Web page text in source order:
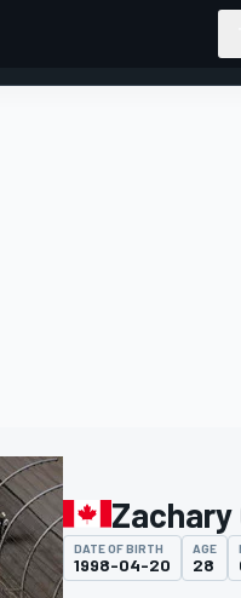
MOTO
Zachary
DATE OF BIRTH
1998-04-20
AGE
28